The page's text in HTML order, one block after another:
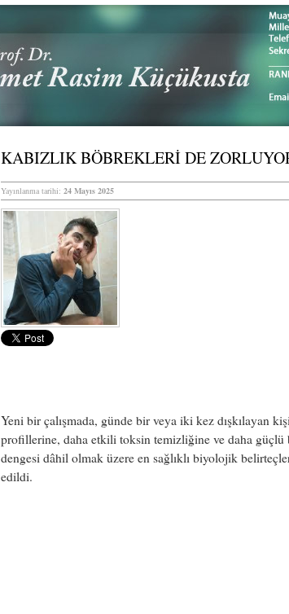
KABIZLIK BÖBREKLERİ DE
Yayınlanma tarihi: 24 Mayıs 2025
Yeni bir çalışmada, günde bir veya iki kez dışkılayan
profillerine, daha etkili toksin temizliğine ve daha güçlü
dengesi dâhil olmak üzere en sağlıklı biyolojik
edildi.